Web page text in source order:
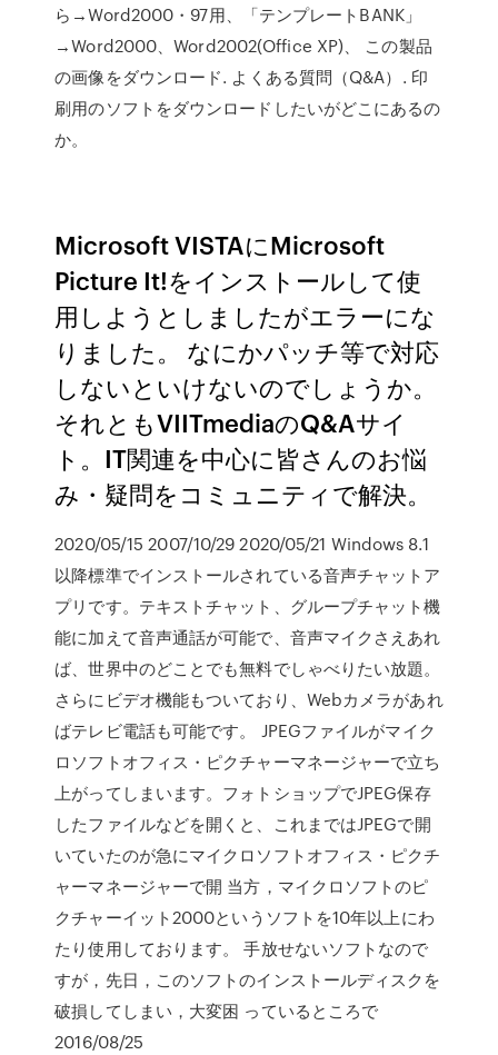
ら→Word2000・97用、「テンプレートBANK」
→Word2000、Word2002(Office XP)、 この製品
の画像をダウンロード. よくある質問（Q&A）. 印
刷用のソフトをダウンロードしたいがどこにあるの
か。
Microsoft VISTAにMicrosoft
Picture It!をインストールして使
用しようとしましたがエラーにな
りました。 なにかパッチ等で対応
しないといけないのでしょうか。
それともVIITmediaのQ&Aサイ
ト。IT関連を中心に皆さんのお悩
み・疑問をコミュニティで解決。
2020/05/15 2007/10/29 2020/05/21 Windows 8.1
以降標準でインストールされている音声チャットア
プリです。テキストチャット、グループチャット機
能に加えて音声通話が可能で、音声マイクさえあれ
ば、世界中のどことでも無料でしゃべりたい放題。
さらにビデオ機能もついており、Webカメラがあれ
ばテレビ電話も可能です。 JPEGファイルがマイク
ロソフトオフィス・ピクチャーマネージャーで立ち
上がってしまいます。フォトショップでJPEG保存
したファイルなどを開くと、これまではJPEGで開
いていたのが急にマイクロソフトオフィス・ピクチ
ャーマネージャーで開 当方，マイクロソフトのピ
クチャーイット2000というソフトを10年以上にわ
たり使用しております。 手放せないソフトなので
すが，先日，このソフトのインストールディスクを
破損してしまい，大変困 っているところで
2016/08/25